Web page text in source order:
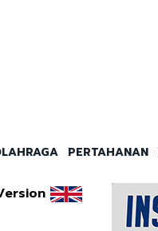
PERTAHANAN